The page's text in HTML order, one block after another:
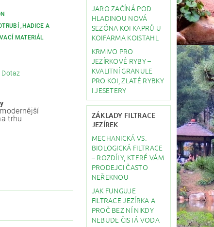
,HADICE A
MATERIÁL
Dotaz
trhu
JARO ZAČÍNÁ POD
HLADINOU NOVÁ
SEZÓNA KOI KAPRŮ U
KOIFARMA KOISTAHL
KRMIVO PRO
JEZÍRKOVÉ RYBY –
KVALITNÍ GRANULE
PRO KOI, ZLATÉ RYBKY
I JESETERY
ZÁKLADY FILTRACE
JEZÍREK
MECHANICKÁ VS.
BIOLOGICKÁ FILTRACE
– ROZDÍLY, KTERÉ VÁM
PRODEJCI ČASTO
NEŘEKNOU
JAK FUNGUJE
FILTRACE JEZÍRKA A
PROČ BEZ NÍ NIKDY
NEBUDE ČISTÁ VODA